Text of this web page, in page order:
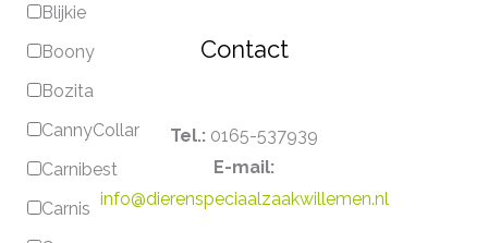
Blijkie
Boony
Bozita
CannyCollar
Carnibest
Carnis
Contact
Tel.: 0165-537939
E-mail:
info@dierenspeciaalzaakwillemen.nl